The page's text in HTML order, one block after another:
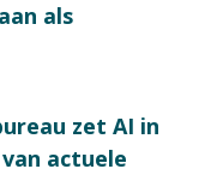
als
zet AI in
actuele